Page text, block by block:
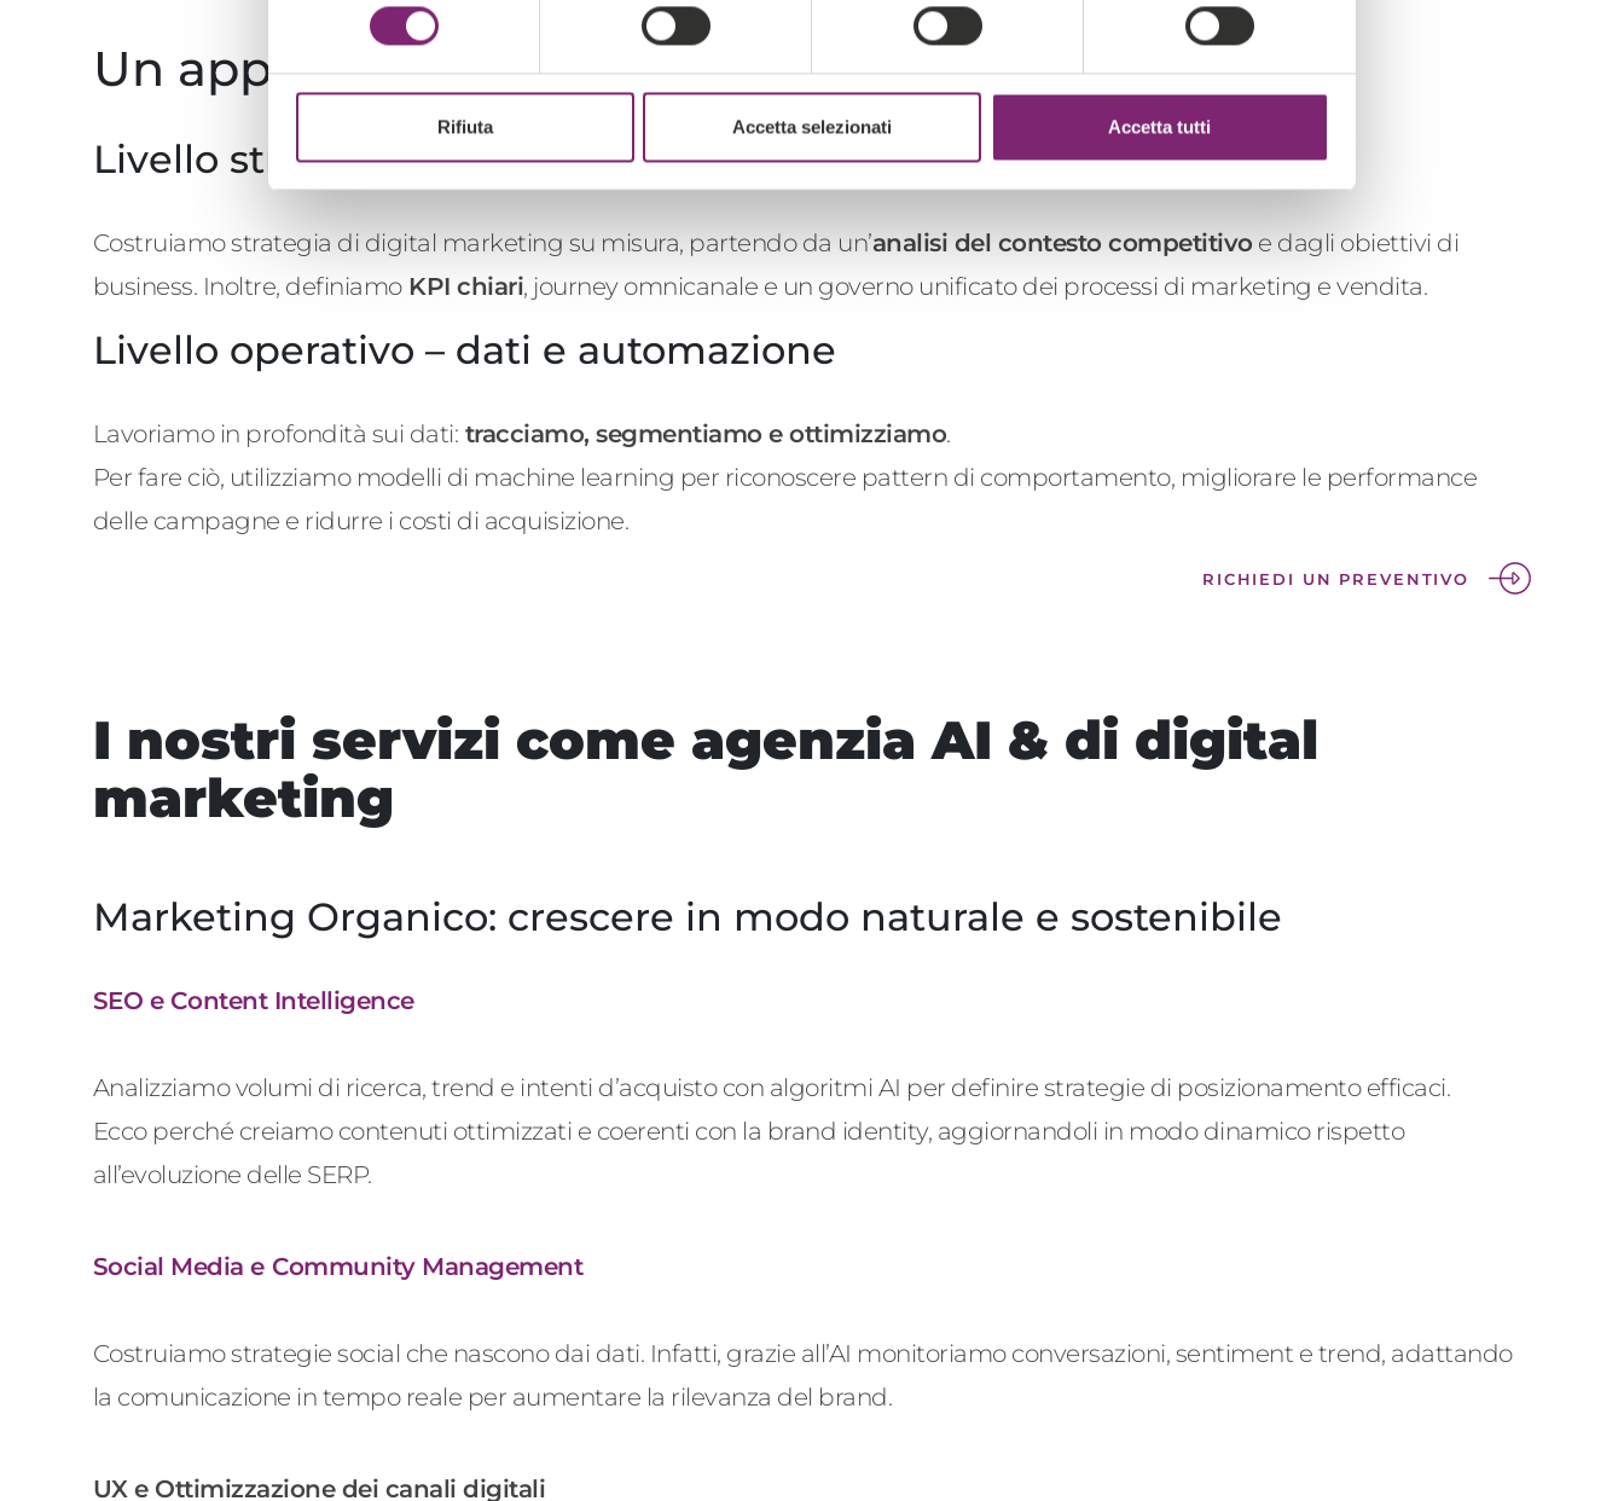
Rifiuta Accetta selezionati Accetta tutti
Un approccio su due livelli
Livello strategico – visione e direzione
Costruiamo strategia di digital marketing su misura, partendo da un’analisi del contesto competitivo e dagli obiettivi di
business. Inoltre, definiamoKPI chiari, journeyomnicanale e un governo unificato dei processi di marketing e vendita.
Livello operativo – dati e automazione
Lavoriamo in profondità sui dati: tracciamo, segmentiamo e ottimizziamo.
Per fare ciò, utilizziamo modelli di machine learning per riconoscere pattern di comportamento, migliorare le performance
delle campagne e ridurre i costi di acquisizione.
RICHIEDI UN PREVENTIVO
I nostri servizi come agenzia AI & di digital
marketing
Marketing Organico: crescere in modo naturale e sostenibile
SEO e ContentIntelligence
Analizziamo volumi di ricerca,trend e intenti d’acquisto con algoritmi AI per definire strategie di posizionamento efficaci.
Ecco perché creiamo contenuti ottimizzati e coerenti con la brand identity, aggiornandoli in modo dinamico rispetto
all’evoluzione delle SERP.
Social Media e Community Management
Costruiamo strategie social che nascono dai dati. Infatti, grazie all’AI monitoriamo conversazioni, sentiment e trend, adattando
la comunicazione in tempo reale per aumentare la rilevanza del brand.
UX e Ottimizzazione dei canali digitali